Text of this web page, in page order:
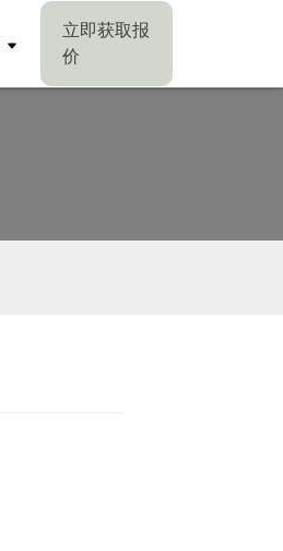
立即获取报
价